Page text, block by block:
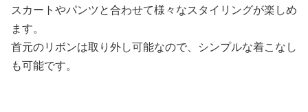
スカートやパンツと合わせて様々なスタイリングが楽しめ
ます。
首元のリボンは取り外し可能なので、シンプルな着こなし
も可能です。